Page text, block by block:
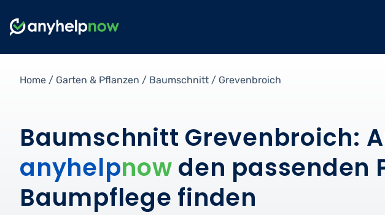
Home / Garten & Pflanzen / Baumschnitt / Grevenbroich
Baumschnitt Grevenbroich:
anyhelpnow den passenden
Baumpflege finden